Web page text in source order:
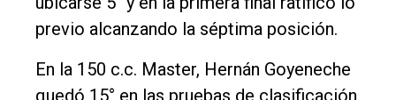
previo alcanzando la séptima posición.
En la 150 c.c. Master, Hernán Goyeneche
quedó 15° en las pruebas de clasificación,